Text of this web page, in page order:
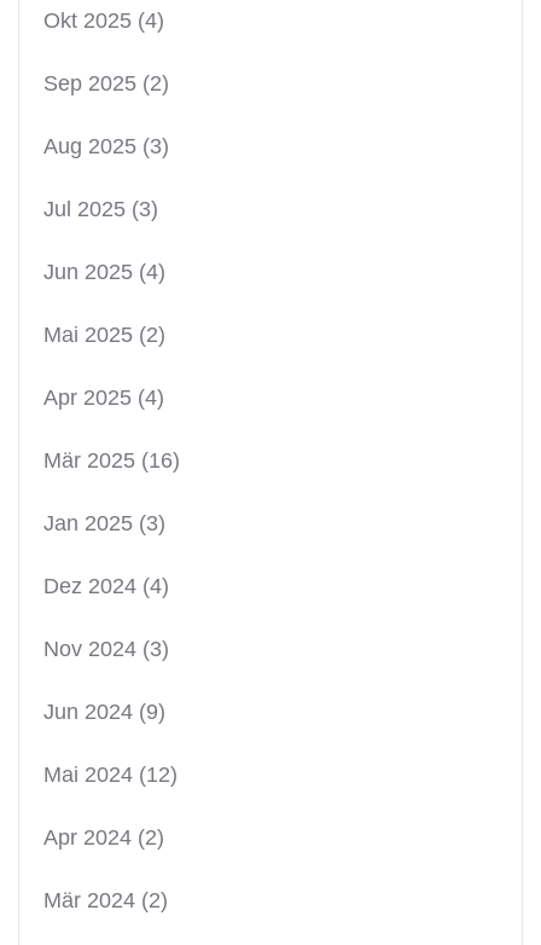
Okt 2025 (4)
Sep 2025 (2)
Aug 2025 (3)
Jul 2025 (3)
Jun 2025 (4)
Mai 2025 (2)
Apr 2025 (4)
Mär 2025 (16)
Jan 2025 (3)
Dez 2024 (4)
Nov 2024 (3)
Jun 2024 (9)
Mai 2024 (12)
Apr 2024 (2)
Mär 2024 (2)